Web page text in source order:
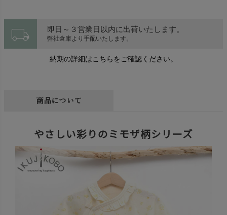
local_shipping 即日～３営業日以内に出荷いたします。
弊社倉庫より手配いたします。
納期の詳細はこちらをご確認ください。
商品について
やさしい彩りのミモザ柄シリーズ